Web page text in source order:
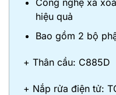
hiệu quả
Bao gồm 2 bộ
+ Thân cầu: C885D
+ Nắp rửa điện tử: